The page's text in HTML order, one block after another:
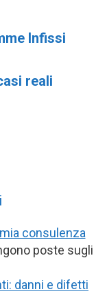
Infissi
reali
consulenza
poste sugli
danni e difetti